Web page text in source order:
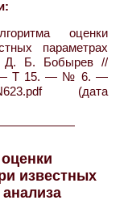
оценки
параметрах
Д. Б. Бобырев //
— Т 15. — № 6. —
(дата
известных